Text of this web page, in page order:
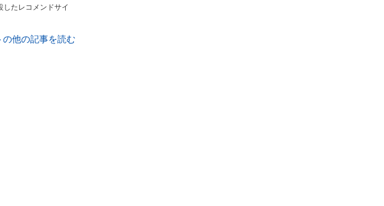
たレコメンドサイ
の他の記事を読む